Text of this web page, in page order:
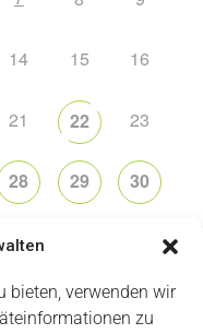
bieten, verwenden wir
zu
14 15 16
21 22 23
28 29 30
4